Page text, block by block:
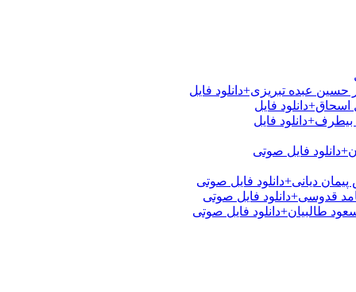
عبده تبریزی+دانلود فایل
فایل
فایل
فایل صوتی
دیانی+دانلود فایل صوتی
قدوسی+دانلود فایل صوتی
طالبیان+دانلود فایل صوتی